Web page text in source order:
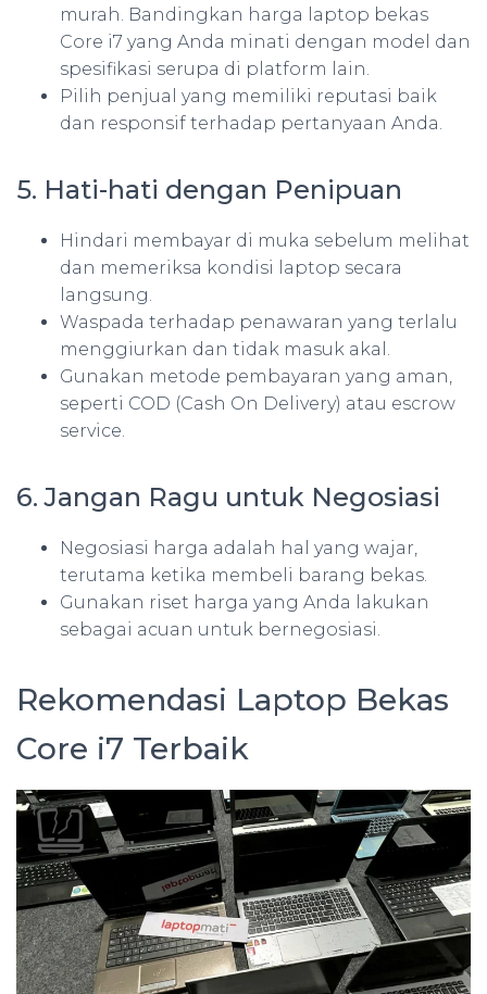
murah. Bandingkan harga laptop bekas
Core i7 yang Anda minati dengan model dan
spesifikasi serupa di platform lain.
Pilih penjual yang memiliki reputasi baik
dan responsif terhadap pertanyaan Anda.
5. Hati-hati dengan Penipuan
Hindari membayar di muka sebelum melihat
dan memeriksa kondisi laptop secara
langsung.
Waspada terhadap penawaran yang terlalu
menggiurkan dan tidak masuk akal.
Gunakan metode pembayaran yang aman,
seperti COD (Cash On Delivery) atau escrow
service.
6. Jangan Ragu untuk Negosiasi
Negosiasi harga adalah hal yang wajar,
terutama ketika membeli barang bekas.
Gunakan riset harga yang Anda lakukan
sebagai acuan untuk bernegosiasi.
Rekomendasi Laptop Bekas
Core i7 Terbaik